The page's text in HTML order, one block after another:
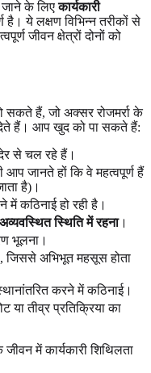
के लिएकार्यकारी
है। ये लक्षण विभिन्न तरीकों से
जीवन क्षेत्रों दोनों को
सकते हैं, जो अक्सर रोजमर्रा के
देते हैं। आप खुद को पा सकते हैं:
देर से चल रहे हैं।
जानते हों कि वे महत्वपूर्ण हैं
है)।
कठिनाई हो रही है।
अव्यवस्थित स्थिति में रहना।
भूलना।
जिससे अभिभूत महसूस होता
करने में कठिनाई।
या तीव्र प्रतिक्रिया का
में कार्यकारी शिथिलता